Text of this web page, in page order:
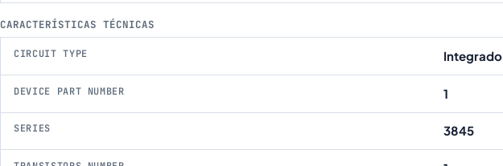
CARACTERÍSTICAS TÉCNICAS
CIRCUIT TYPE Integrado
DEVICE PART NUMBER 1
SERIES 3845